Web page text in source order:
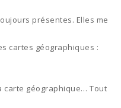
présentes. Elles me
cartes géographiques :
carte géographique… Tout